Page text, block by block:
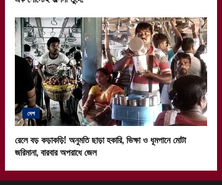
দেশ
রেলে বড় কড়াকড়ি! অনুমতি ছাড়া হকারি, ভিক্ষা ও ধূমপানে মোটা
জরিমানা, বারবার অপরাধে জেল